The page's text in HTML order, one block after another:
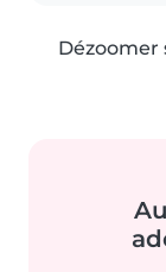
Dézoomer